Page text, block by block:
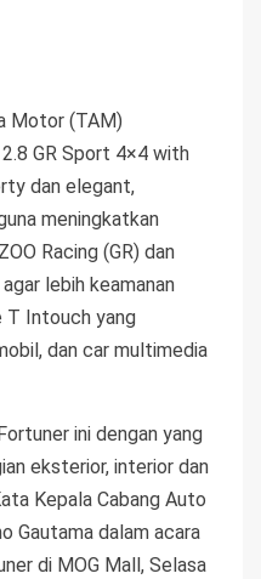
Motor (TAM)
GR Sport 4×4 with
dan elegant,
meningkatkan
Racing (GR) dan
lebih keamanan
T Intouch yang
dan car multimedia
ini dengan yang
eksterior, interior dan
Kepala Cabang Auto
Gautama dalam acara
di MOG Mall, Selasa